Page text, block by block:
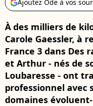
Ajoutez Ode à vos
À des milliers de
Carole Gaessler, à
France 3 dans Des
et Arthur - nés de
Loubaresse - ont
professionnel avec
domaines